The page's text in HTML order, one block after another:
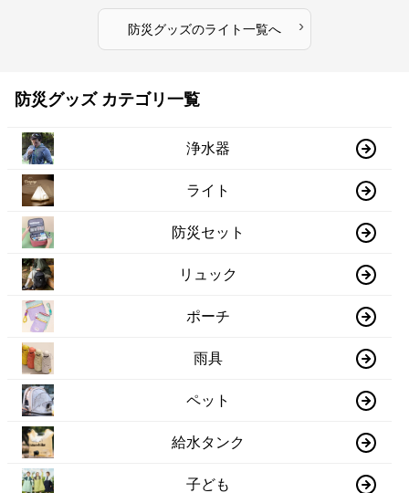
防災グッズのライト一覧へ ›
防災グッズ カテゴリ一覧
浄水器
ライト
防災セット
リュック
ポーチ
雨具
ペット
給水タンク
子ども